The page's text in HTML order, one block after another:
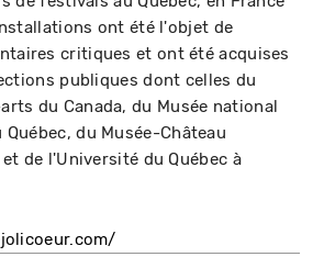
ont été l'objet de
critiques et ont été acquises
publiques dont celles du
du Canada, du Musée national
du Musée-Château
de l'Université du Québec à